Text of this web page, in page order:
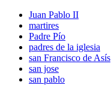
Juan Pablo II
martires
Padre Pío
padres de la iglesia
san Francisco de Asís
san jose
san pablo